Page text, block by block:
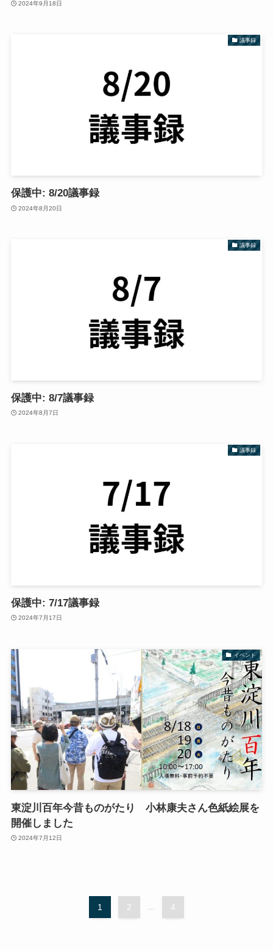
2024年9月18日
議事録
保護中: 8/20議事録
2024年8月20日
議事録
保護中: 8/7議事録
2024年8月7日
議事録
保護中: 7/17議事録
2024年7月17日
イベント
東淀川百年今昔ものがたり 小林康夫さん色紙絵展を
開催しました
2024年7月12日
1 2 ... 4